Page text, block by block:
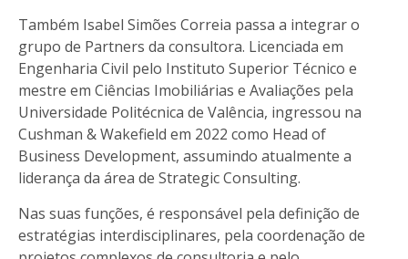
Também Isabel Simões Correia passa a integrar o
grupo de Partners da consultora. Licenciada em
Engenharia Civil pelo Instituto Superior Técnico e
mestre em Ciências Imobiliárias e Avaliações pela
Universidade Politécnica de Valência, ingressou na
Cushman & Wakefield em 2022 como Head of
Business Development, assumindo atualmente a
liderança da área de Strategic Consulting.
Nas suas funções, é responsável pela definição de
estratégias interdisciplinares, pela coordenação de